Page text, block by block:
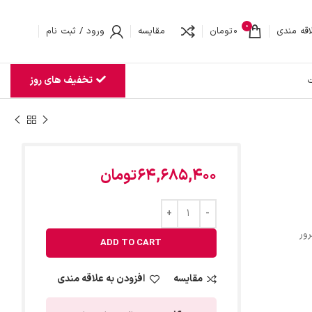
مندی 0
0تومان مقایسه ورود / ثبت نام
تخفیف های روز
64,685,400تومان
ADD TO CART
مقایسه افزودن به علاقه مندی